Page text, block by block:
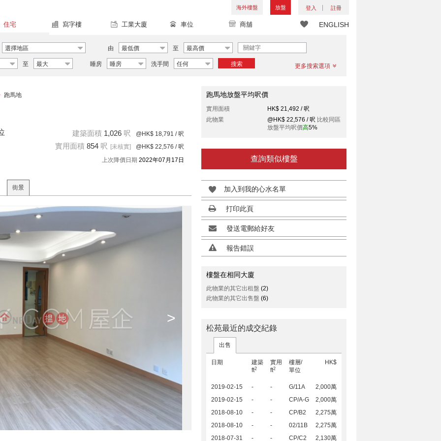
海外樓盤 放盤 登入 註冊
ENGLISH
住宅 寫字樓 工業大廈 車位 商舖
選擇地區 由 最低價 至 最高價
至 最大 睡房 睡房 洗手間 任何 搜索 更多搜索選項
跑馬地
建築面積 1,026 呎 @HK$ 18,791 / 呎
實用面積 854 呎 [未核實] @HK$ 22,576 / 呎
上次降價日期 2022年07月17日
街景
>
跑馬地放盤平均呎價
實用面積
HK$ 21,492 / 呎
此物業
@HK$ 22,576 / 呎 比較同區
放盤平均呎價高5%
查詢類似樓盤
加入到我的心水名單
打印此頁
發送電郵給好友
報告錯誤
樓盤在相同大廈
此物業的其它出租盤 (2)
此物業的其它出售盤 (6)
松苑最近的成交紀錄
出售
日期
建築
ft2
實用
ft2
樓層/
單位
HK$
2019-02-15 - - G/11A
2,000萬
2019-02-15
- - CP/A-G
2,000萬
2018-08-10
- - CP/B2
2,275萬
2018-08-10
- - 02/11B
2,275萬
2018-07-31
- - CP/C2 2,130萬